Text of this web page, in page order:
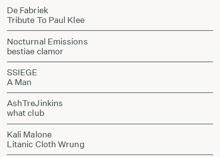
De Fabriek
Tribute To Paul Klee
Nocturnal Emissions
bestiae clamor
SSIEGE
A Man
AshTreJinkins
what club
Kali Malone
Litanic Cloth Wrung